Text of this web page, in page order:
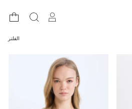
الفلتر